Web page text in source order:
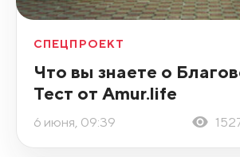
СПЕЦПРОЕКТ
Что вы знаете о
Тест от Amur.life
6 июня, 09:39